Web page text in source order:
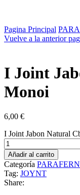
Pagina Principal
Vuelve a la anterior
I Joint
Monoi
6,00 €
I Joint Jabon Natural
Añadir al carrito
Categoría
Tag: JOYNT
Share: